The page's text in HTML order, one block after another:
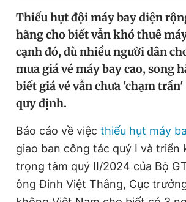
Tin thị trường
Video Magazine
Sản phẩm khác
Thông tin tòa soạn Liên hệ
Thiếu hụt đội máy bay diện
hãng cho biết vẫn khó thuê
cạnh đó, dù nhiều người dân
mua giá vé máy bay cao, song
biết giá vé vẫn chưa 'chạm
quy định.
Báo cáo về việc thiếu hụt máy
giao ban công tác quý I và triển
trọng tâm quý II/2024 của Bộ
ông Đinh Việt Thắng, Cục